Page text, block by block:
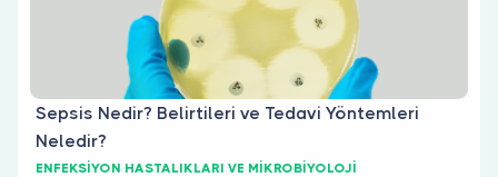
Sepsis Nedir? Belirtileri ve Tedavi Yöntemleri
Neledir?
ENFEKSİYON HASTALIKLARI VE MİKROBİYOLOJİ